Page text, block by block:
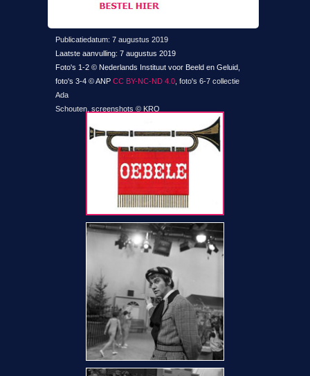
Publicatiedatum: 7 augustus 2019
Laatste aanvulling: 7 augustus 2019
Foto's 1-2 © Nederlands Instituut voor Beeld en Geluid,
foto's 3-4 © ANP CC BY-NC-ND 4.0 , foto's 6-7 collectie
Ada
Schouten, screenshots © KRO